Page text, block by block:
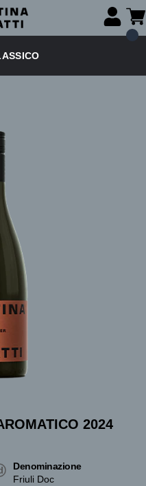
2024
Denominazione
Friuli Doc